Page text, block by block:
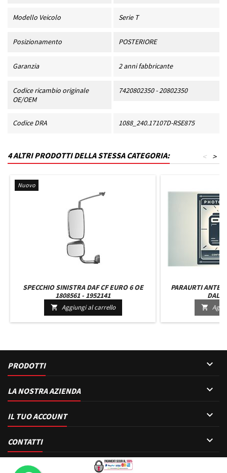
Modello Veicolo Serie T
Posizionamento POSTERIORE
Garanzia 2 anni fabbricante
Codice ricambio originale
OE/OEM
7420802350 - 20802350
Codice DRA 1088_240.17107D-RSE875
4 ALTRI PRODOTTI DELLA STESSA CATEGORIA: >
<
Nuovo
SPECCHIO SINISTRA DAF CF EURO 6 OE
1808561 - 1952141
 Aggiungi al carrello
PARAURTI
DAL

PRODOTTI 
LA NOSTRA AZIENDA 
IL TUO ACCOUNT 
CONTATTI 